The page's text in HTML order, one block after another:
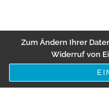
Zum Ändern Ihrer
Widerruf von